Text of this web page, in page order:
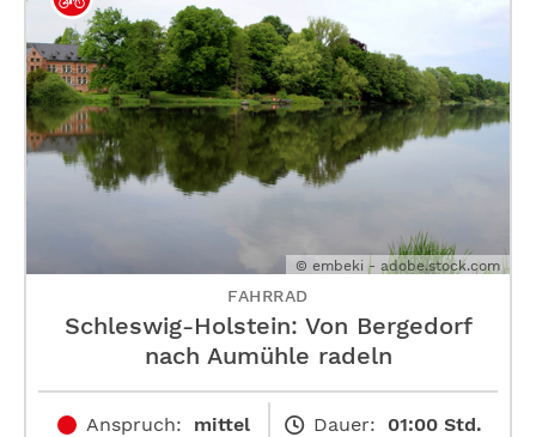
© embeki - adobe.stock.com
FAHRRAD
Schleswig-Holstein: Von Bergedorf
nach Aumühle radeln
Anspruch: mittel Dauer: 01:00 Std.